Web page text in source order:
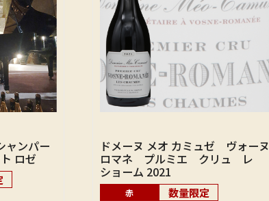
ャンパー
ロゼ
ドメーヌ メオ カミュゼ ヴォーヌ
ロマネ プルミエ クリュ レ
ショーム 2021
赤 数量限定